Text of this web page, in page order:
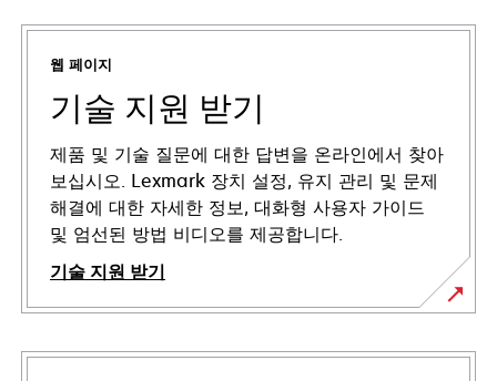
웹 페이지
기술 지원 받기
제품 및 기술 질문에 대한 답변을 온라인에서 찾아
보십시오. Lexmark 장치 설정, 유지 관리 및 문제
해결에 대한 자세한 정보, 대화형 사용자 가이드
및 엄선된 방법 비디오를 제공합니다.
기술 지원 받기
새
탭